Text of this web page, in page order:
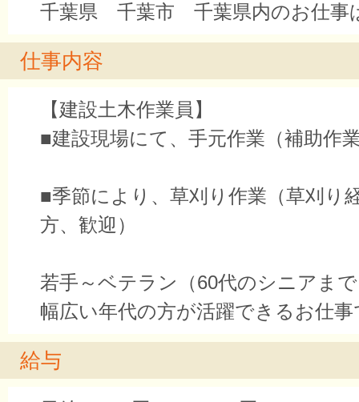
千葉県 千葉市 千葉県内のお仕事
仕事内容
【建設土木作業員】
■建設現場にて、手元作業（補助作
■季節により、草刈り作業（草刈り
方、歓迎）
若手～ベテラン（60代のシニアま
幅広い年代の方が活躍できるお仕事
給与